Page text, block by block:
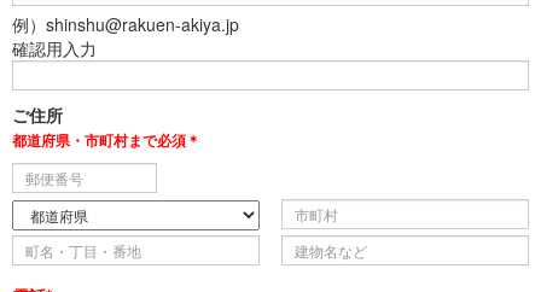
例）shinshu@rakuen-akiya.jp
確認用入力
ご住所
都道府県・市町村まで必須＊